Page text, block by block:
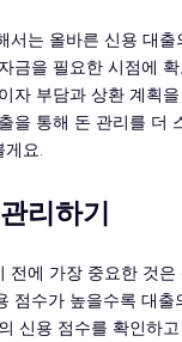
서는 올바른 신용 대출
금을 필요한 시점에
자 부담과 상환 계획
을 통해 돈 관리를 더
게요.
리하기
전에 가장 중요한 것은
점수가 높을수록 대출
신용 점수를 확인하